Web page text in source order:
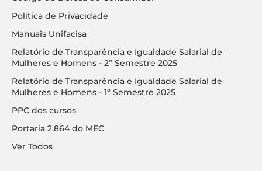
Política de Privacidade
Manuais Unifacisa
Relatório de Transparência e Igualdade Salarial de
Mulheres e Homens - 2º Semestre 2025
Relatório de Transparência e Igualdade Salarial de
Mulheres e Homens - 1º Semestre 2025
PPC dos cursos
Portaria 2.864 do MEC
Ver Todos